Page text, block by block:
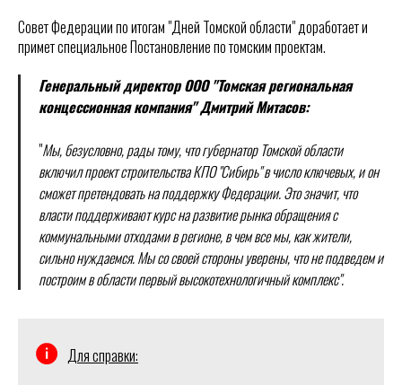
Совет Федерации по итогам "Дней Томской области" доработает и
примет специальное Постановление по томским проектам.
Генеральный директор ООО "Томская региональная
концессионная компания" Дмитрий Митасов:
"Мы, безусловно, рады тому, что губернатор Томской области
включил проект строительства КПО "Сибирь" в число ключевых, и он
сможет претендовать на поддержку Федерации. Это значит, что
власти поддерживают курс на развитие рынка обращения с
коммунальными отходами в регионе, в чем все мы, как жители,
сильно нуждаемся. Мы со своей стороны уверены, что не подведем и
построим в области первый высокотехнологичный комплекс".
Для справки: